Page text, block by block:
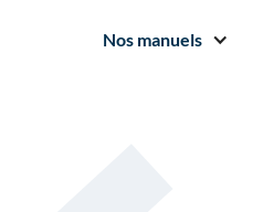
Nos manuels